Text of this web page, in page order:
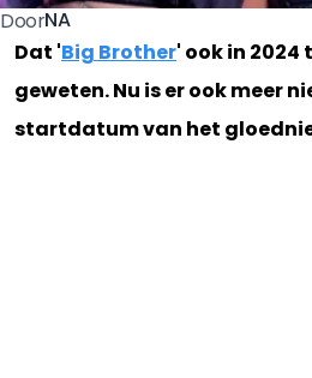
DoorNA
Dat 'Big Brother' ook in
geweten. Nu is er ook meer
startdatum van het